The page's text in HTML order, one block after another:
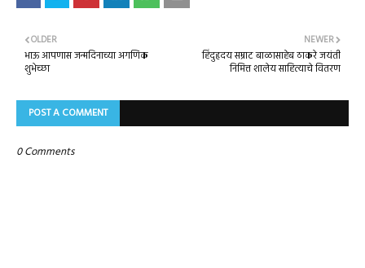
NEWER
हिंदुहृदय सम्राट बाळासाहेब ठाकरे जयंती
निमित्त शालेय साहित्याचे वितरण
OLDER
भाऊ आपणास जन्मदिनाच्या अगणिक
शुभेच्छा
POST A COMMENT
0 Comments